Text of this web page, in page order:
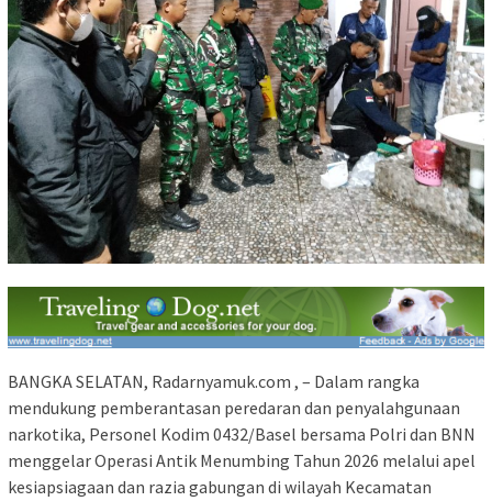
BANGKA SELATAN, Radarnyamuk.com , – Dalam rangka
mendukung pemberantasan peredaran dan penyalahgunaan
narkotika, Personel Kodim 0432/Basel bersama Polri dan BNN
menggelar Operasi Antik Menumbing Tahun 2026 melalui apel
kesiapsiagaan dan razia gabungan di wilayah Kecamatan